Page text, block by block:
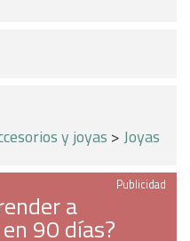
y joyas >Joyas
Publicidad
a
90 días?